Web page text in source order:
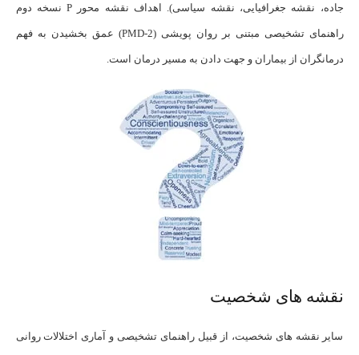
جاده، نقشه جغرافیایی، نقشه سیاسی). اهداف نقشه محور P نسخه دوم
راهنمای تشخیصی مبتنی بر روان پویشی (PMD-2) عمق بخشیدن به فهم
درمانگران از بیماران و جهت دادن به مسیر درمان است.
نقشه های شخصیت
سایر نقشه های شخصیت، از قبیل راهنمای تشخیصی و آماری اختلالات روانی